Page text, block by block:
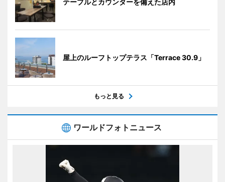
テーブルとカウンターを備えた店内
屋上のルーフトップテラス「Terrace 30.9」
もっと見る
ワールドフォトニュース